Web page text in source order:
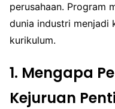
perusahaan. Program
dunia industri menjadi
kurikulum.
1. Mengapa
Kejuruan